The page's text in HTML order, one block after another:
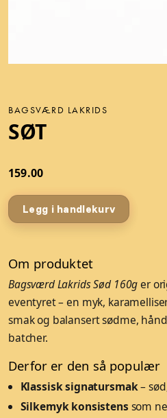
BAGSVÆRD LAKRIDS
SØT
159.00
Legg i handlekurv
Om produktet
Bagsværd Lakrids Sød 160ger
eventyret – en myk,
smak og balansert sødme,
batcher.
Derfor er den så populær
Klassisk signatursmak–
Silkemyk konsistens som